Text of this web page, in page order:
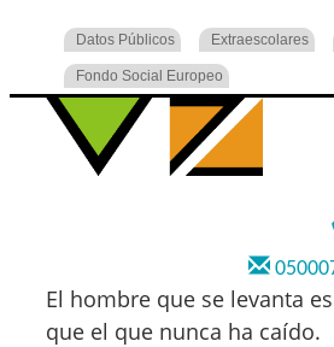
Datos Públicos Extraescolares
Fondo Social Europeo
El hombre que se levanta
que el que nunca ha caído.